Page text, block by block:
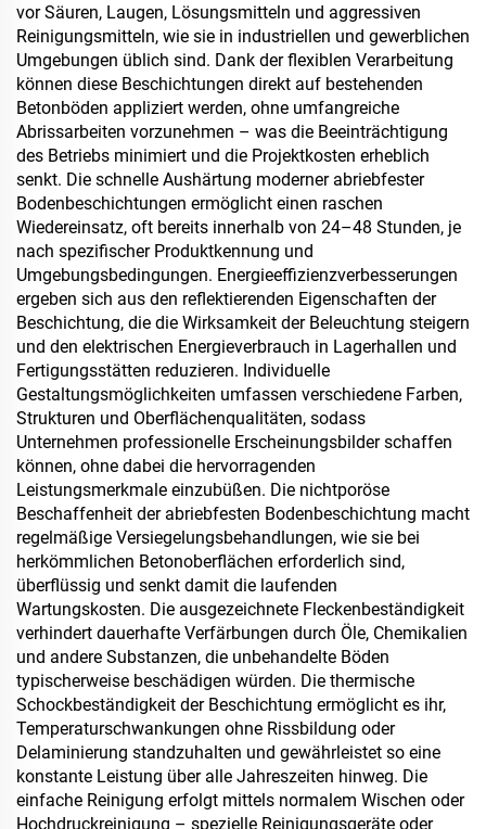
vor Säuren, Laugen, Lösungsmitteln und aggressiven
Reinigungsmitteln, wie sie in industriellen und gewerblichen
Umgebungen üblich sind. Dank der flexiblen Verarbeitung
können diese Beschichtungen direkt auf bestehenden
Betonböden appliziert werden, ohne umfangreiche
Abrissarbeiten vorzunehmen – was die Beeinträchtigung
des Betriebs minimiert und die Projektkosten erheblich
senkt. Die schnelle Aushärtung moderner abriebfester
Bodenbeschichtungen ermöglicht einen raschen
Wiedereinsatz, oft bereits innerhalb von 24–48 Stunden, je
nach spezifischer Produktkennung und
Umgebungsbedingungen. Energieeffizienzverbesserungen
ergeben sich aus den reflektierenden Eigenschaften der
Beschichtung, die die Wirksamkeit der Beleuchtung steigern
und den elektrischen Energieverbrauch in Lagerhallen und
Fertigungsstätten reduzieren. Individuelle
Gestaltungsmöglichkeiten umfassen verschiedene Farben,
Strukturen und Oberflächenqualitäten, sodass
Unternehmen professionelle Erscheinungsbilder schaffen
können, ohne dabei die hervorragenden
Leistungsmerkmale einzubüßen. Die nichtporöse
Beschaffenheit der abriebfesten Bodenbeschichtung macht
regelmäßige Versiegelungsbehandlungen, wie sie bei
herkömmlichen Betonoberflächen erforderlich sind,
überflüssig und senkt damit die laufenden
Wartungskosten. Die ausgezeichnete Fleckenbeständigkeit
verhindert dauerhafte Verfärbungen durch Öle, Chemikalien
und andere Substanzen, die unbehandelte Böden
typischerweise beschädigen würden. Die thermische
Schockbeständigkeit der Beschichtung ermöglicht es ihr,
Temperaturschwankungen ohne Rissbildung oder
Delaminierung standzuhalten und gewährleistet so eine
konstante Leistung über alle Jahreszeiten hinweg. Die
einfache Reinigung erfolgt mittels normalem Wischen oder
Hochdruckreinigung – spezielle Reinigungsgeräte oder